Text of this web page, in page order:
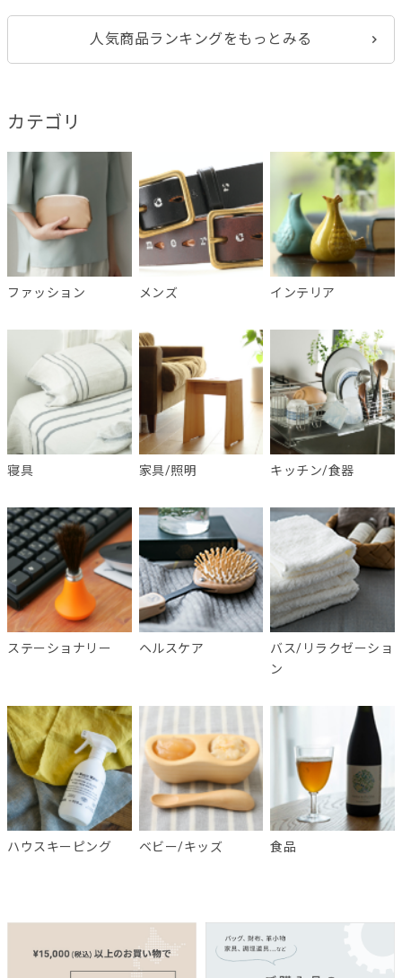
人気商品ランキングをもっとみる
カテゴリ
ファッション メンズ インテリア
寝具 家具/照明 キッチン/食器
ステーショナリー ヘルスケア
バス/リラクゼーショ
ン
ハウスキーピング ベビー/キッズ 食品